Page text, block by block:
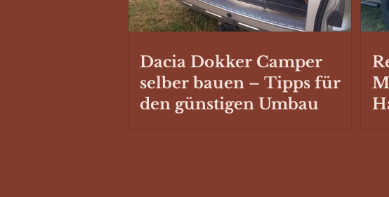
Dacia Dokker Camper
selber bauen – Tipps für
den günstigen Umbau